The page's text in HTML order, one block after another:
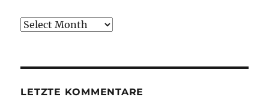
Archive
LETZTE KOMMENTARE